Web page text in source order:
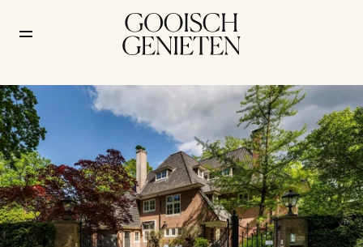
Chazia Mourali zet
Hilversumse villa te koop
voor € 4,5 miljoen
Wonen/27 mei 2026